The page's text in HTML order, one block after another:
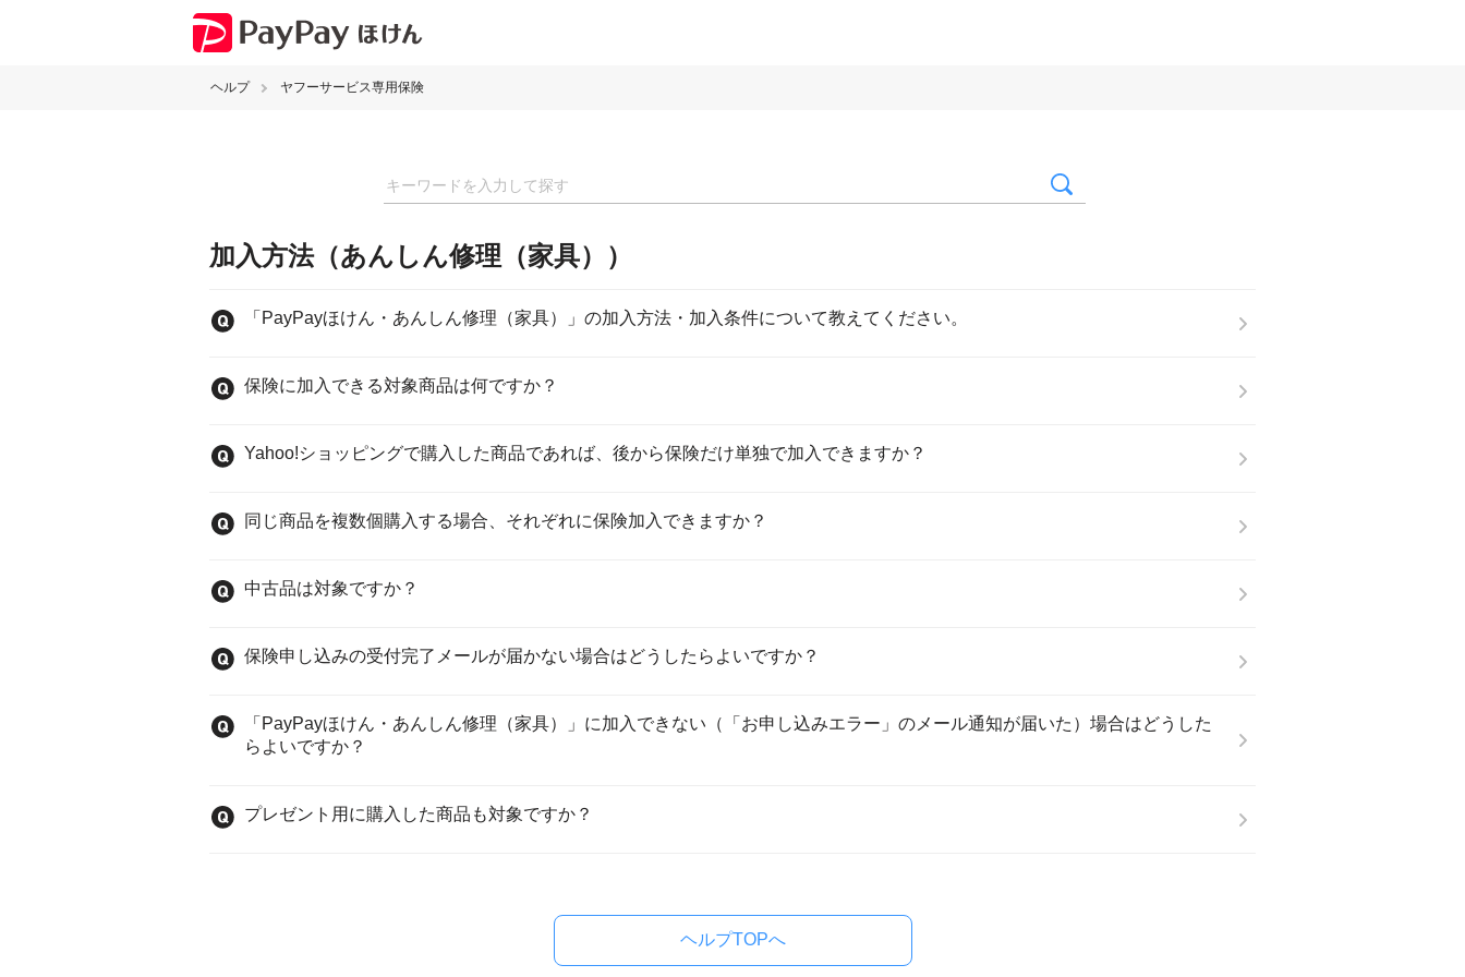
ヘルプ ヤフーサービス専用保険
加入方法（あんしん修理（家具））
「PayPayほけん・あんしん修理（家具）」の加入方法・加入条件について教えてください。
保険に加入できる対象商品は何ですか？
Yahoo!ショッピングで購入した商品であれば、後から保険だけ単独で加入できますか？
同じ商品を複数個購入する場合、それぞれに保険加入できますか？
中古品は対象ですか？
保険申し込みの受付完了メールが届かない場合はどうしたらよいですか？
「PayPayほけん・あんしん修理（家具）」に加入できない（「お申し込みエラー」のメール通知が届いた）場合はどうした
らよいですか？
プレゼント用に購入した商品も対象ですか？
ヘルプTOPへ